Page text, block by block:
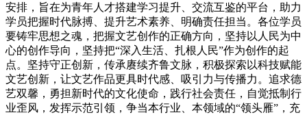
安排，旨在为青年人才搭建学习提升、交流互鉴的平台，助力
学员把握时代脉搏、提升艺术素养、明确责任担当。各位学员
要铸牢思想之魂，把握文艺创作的正确方向，坚持以人民为中
心的创作导向，坚持把“深入生活、扎根人民”作为创作的起
点。坚持守正创新，传承赓续齐鲁文脉，积极探索以科技赋能
文艺创新，让文艺作品更具时代感、吸引力与传播力。追求德
艺双馨，勇担新时代的文化使命，践行社会责任，自觉抵制行
业歪风，发挥示范引领，争当本行业、本领域的“领头雁”，充